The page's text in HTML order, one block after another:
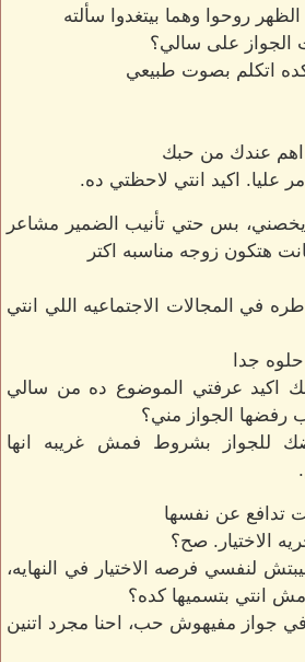
روحوا وهما بيتغدوا سألته
على سالي؟
اتكلم بصوت طبيعي
اهم عندك من حبك
عليا. اكيد انتي لاحظتي ده.
يخصني، بس حتي تأنيب الضمير مشاعر
هتكون زوجه مناسبه اكتر
في المجالات الاجتماعيه اللي انتي
حلوه جدا
اكيد عرفتي الموضوع ده من سالي
رفضها الجواز مني؟
للجواز بشروط فمش غريبه انها
تدافع عن نفسها
الاختيار. صح؟
لنفسي فرصه الاختيار في النهايه،
مش انتي بتسميها كده؟
جواز مفيهوش حب، احنا مجرد اتنين